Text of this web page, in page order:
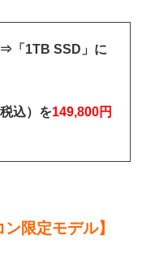
「1TB SSD」に
込）を149,800円
限定モデル】